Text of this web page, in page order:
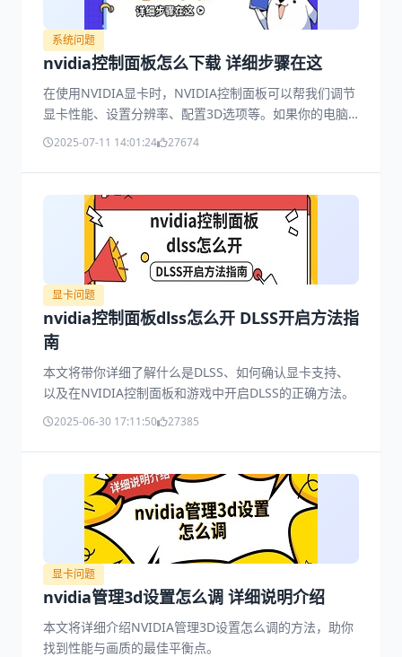
系统问题
nvidia控制面板怎么下载 详细步骤在这
在使用NVIDIA显卡时，NVIDIA控制面板可以帮我们调节
显卡性能、设置分辨率、配置3D选项等。如果你的电脑
没有这个面板，或者不小心卸载了，这篇文章就来教你怎
2025-07-11 14:01:24 27674
显卡问题
nvidia控制面板dlss怎么开 DLSS开启方法指
南
本文将带你详细了解什么是DLSS、如何确认显卡支持、
以及在NVIDIA控制面板和游戏中开启DLSS的正确方法。
2025-06-30 17:11:50 27385
显卡问题
nvidia管理3d设置怎么调 详细说明介绍
本文将详细介绍NVIDIA管理3D设置怎么调的方法，助你
找到性能与画质的最佳平衡点。